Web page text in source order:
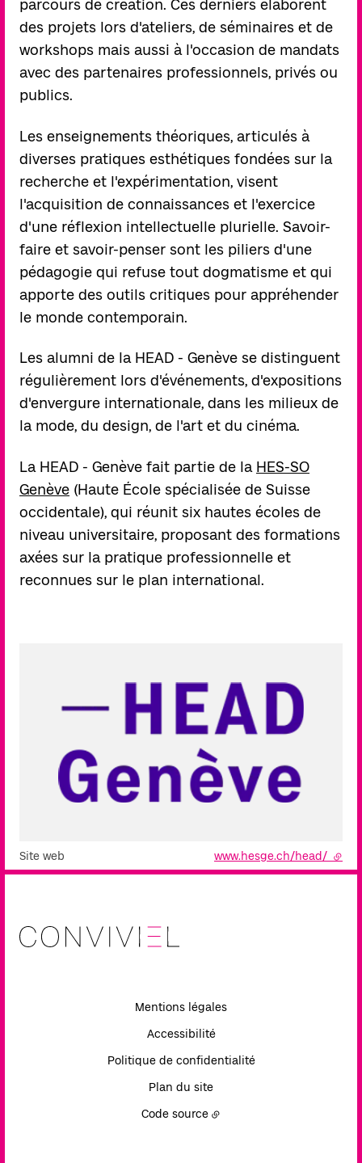
parcours de création. Ces derniers élaborent
des projets lors d'ateliers, de séminaires et de
workshops mais aussi à l'occasion de mandats
avec des partenaires professionnels, privés ou
publics.
Les enseignements théoriques, articulés à
diverses pratiques esthétiques fondées sur la
recherche et l'expérimentation, visent
l'acquisition de connaissances et l'exercice
d'une réflexion intellectuelle plurielle. Savoir-
faire et savoir-penser sont les piliers d'une
pédagogie qui refuse tout dogmatisme et qui
apporte des outils critiques pour appréhender
le monde contemporain.
Les alumni de la HEAD - Genève se distinguent
régulièrement lors d'événements, d'expositions
d'envergure internationale, dans les milieux de
la mode, du design, de l'art et du cinéma.
La HEAD - Genève fait partie de la HES-SO
Genève (Haute École spécialisée de Suisse
occidentale), qui réunit six hautes écoles de
niveau universitaire, proposant des formations
axées sur la pratique professionnelle et
reconnues sur le plan international.
Site web www.hesge.ch/head/ - lien
Mentions légales
Accessibilité
Politique de confidentialité
Plan du site
Code source